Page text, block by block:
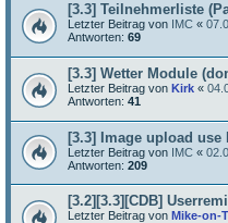
[3.3] Teilnehmerliste
Letzter Beitrag von IMC «
Antworten: 69
[3.3] Wetter Module
Letzter Beitrag von Kirk «
Antworten: 41
[3.3] Image upload use
Letzter Beitrag von IMC «
Antworten: 209
[3.2][3.3][CDB]
Letzter Beitrag von Mike-on-